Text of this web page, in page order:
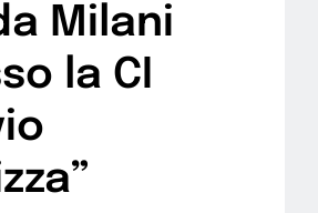
Milani
la CI